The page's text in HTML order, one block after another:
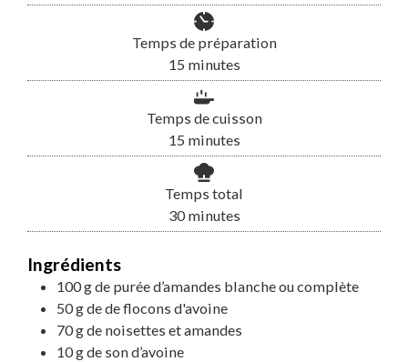
Temps de préparation
15minutes
minutes
Temps de cuisson
15minutes
minutes
Temps total
30minutes
minutes
Ingrédients
100gde purée d’amandes blanche ou complète
50gdede flocons d'avoine
70gde noisettes et amandes
10gde son d’avoine